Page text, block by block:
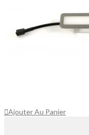
Ajouter Au Panier